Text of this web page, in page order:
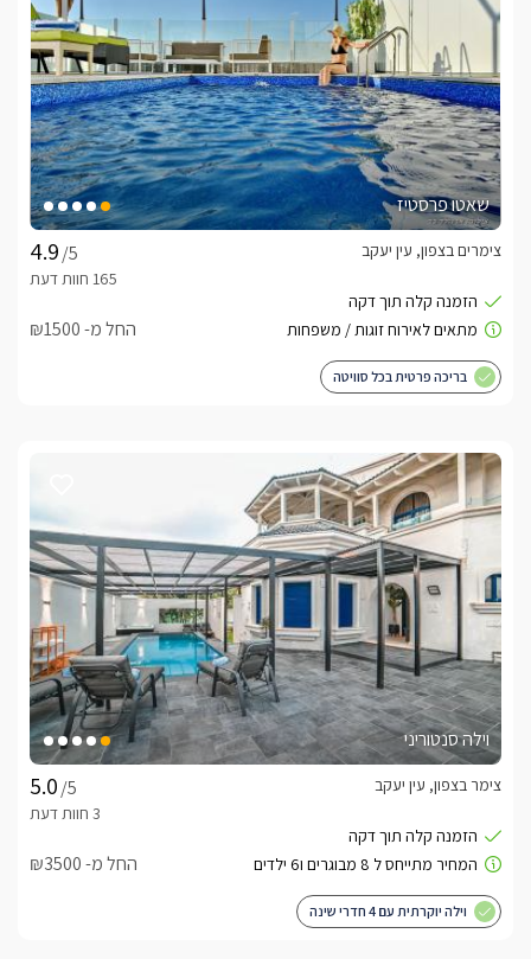
שאטו פרסטיז
/5
צימרים בצפון, עין יעקב
החל מ- ₪1500
בריכה פרטית בכל סוויטה
וילה סנטוריני
/5
צימר בצפון, עין יעקב
החל מ- ₪3500
וילה יוקרתית עם 4 חדרי שינה